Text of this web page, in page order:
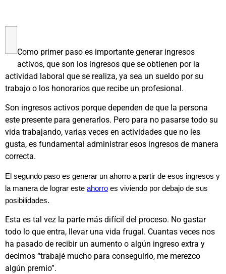
Como primer paso es importante generar ingresos
activos, que son los ingresos que se obtienen por la
actividad laboral que se realiza, ya sea un sueldo por su
trabajo o los honorarios que recibe un profesional.
Son ingresos activos porque dependen de que la persona
este presente para generarlos. Pero para no pasarse todo su
vida trabajando, varias veces en actividades que no les
gusta, es fundamental administrar esos ingresos de manera
correcta.
El segundo paso es generar un ahorro a partir de esos ingresos y
la manera de lograr este ahorro es viviendo por debajo de sus
posibilidades.
Esta es tal vez la parte más difícil del proceso. No gastar
todo lo que entra, llevar una vida frugal. Cuantas veces nos
ha pasado de recibir un aumento o algún ingreso extra y
decimos “trabajé mucho para conseguirlo, me merezco
algún premio”.